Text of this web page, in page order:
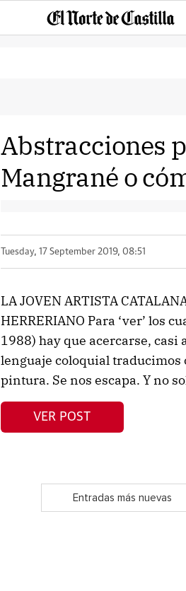
Abstracciones
Mangrané o
Tuesday, 17 September 2019, 08:51
LA JOVEN ARTISTA
HERRERIANO Para ‘ver’ los
1988) hay que acercarse, casi
lenguaje coloquial traducimos
pintura. Se nos escapa. Y no
VER POST
Entradas más nuevas